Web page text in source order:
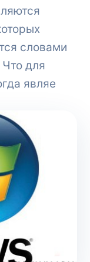
словами
Что для
являе